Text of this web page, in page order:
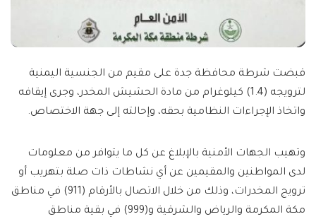
قبضت شرطة محافظة جدة على مقيم من الجنسية اليمنية
لترويجه (1.4) كيلوغرام من مادة الحشيش المخدر، وجرى إيقافه
واتخاذ الإجراءات النظامية بحقه، وإحالته إلى جهة الاختصاص.
وتهيب الجهات الأمنية بالإبلاغ عن كل ما يتوافر من معلومات
لدى المواطنين والمقيمين عن أي نشاطات ذات صلة بتهريب أو
ترويج المخدرات، وذلك من خلال الاتصال بالأرقام (911) في مناطق
مكة المكرمة والرياض والشرقية و(999) في بقية مناطق